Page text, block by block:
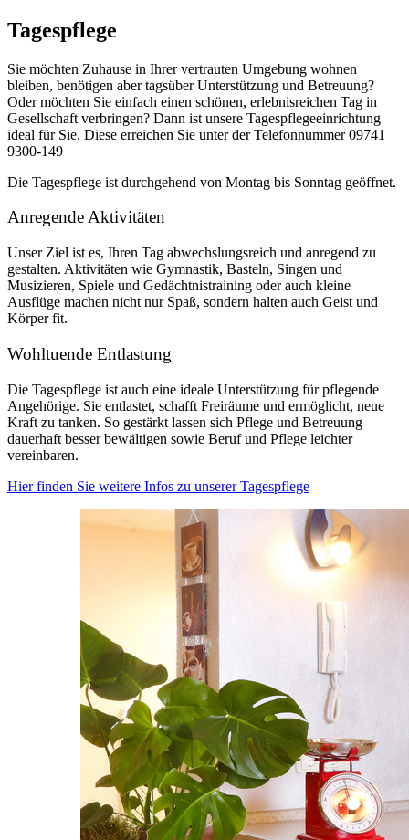
Tagespflege
Sie möchten Zuhause in Ihrer vertrauten Umgebung wohnen
bleiben, benötigen aber tagsüber Unterstützung und Betreuung?
Oder möchten Sie einfach einen schönen, erlebnisreichen Tag in
Gesellschaft verbringen? Dann ist unsere Tagespflegeeinrichtung
ideal für Sie. Diese erreichen Sie unter der Telefonnummer 09741
9300-149
Die Tagespflege ist durchgehend von Montag bis Sonntag geöffnet.
Anregende Aktivitäten
Unser Ziel ist es, Ihren Tag abwechslungsreich und anregend zu
gestalten. Aktivitäten wie Gymnastik, Basteln, Singen und
Musizieren, Spiele und Gedächtnistraining oder auch kleine
Ausflüge machen nicht nur Spaß, sondern halten auch Geist und
Körper fit.
Wohltuende Entlastung
Die Tagespflege ist auch eine ideale Unterstützung für pflegende
Angehörige. Sie entlastet, schafft Freiräume und ermöglicht, neue
Kraft zu tanken. So gestärkt lassen sich Pflege und Betreuung
dauerhaft besser bewältigen sowie Beruf und Pflege leichter
vereinbaren.
Hier finden Sie weitere Infos zu unserer Tagespflege